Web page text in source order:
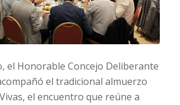
el Honorable Concejo Deliberante
el tradicional almuerzo
el encuentro que reúne a